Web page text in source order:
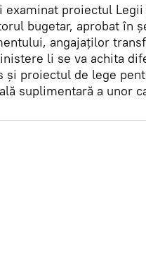
examinat proiectul
bugetar, aprobat în
angajaților
li se va achita
și proiectul de lege
suplimentară a unor